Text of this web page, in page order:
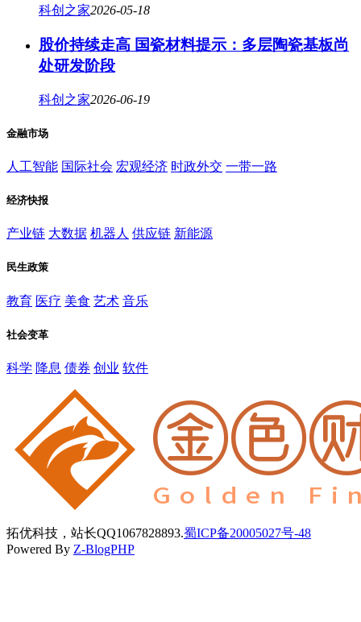
科创之家2026-05-18
股价持续走高 国瓷材料提示：多层陶瓷基板尚
处研发阶段
科创之家2026-06-19
金融市场
人工智能 国际社会 宏观经济 时政外交 一带一路
经济快报
产业链 大数据 机器人 供应链 新能源
民生政策
教育 医疗 美食 艺术 音乐
社会变革
科学 降息 债券 创业 软件
拓优科技，站长QQ1067828893.蜀ICP备20005027号-48
Powered By Z-BlogPHP